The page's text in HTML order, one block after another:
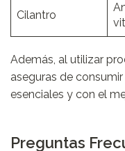
Cilantro
Además, al utilizar
aseguras de
esenciales y con el
Preguntas